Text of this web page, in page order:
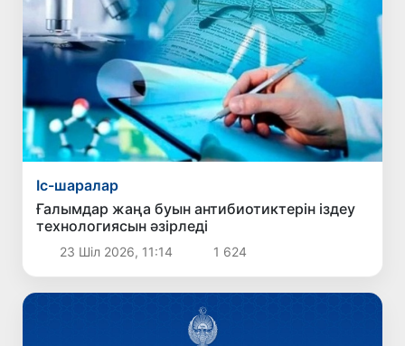
Іс-шаралар
Ғалымдар жаңа буын антибиотиктерін іздеу
технологиясын әзірледі
23 Шіл 2026, 11:14 1 624